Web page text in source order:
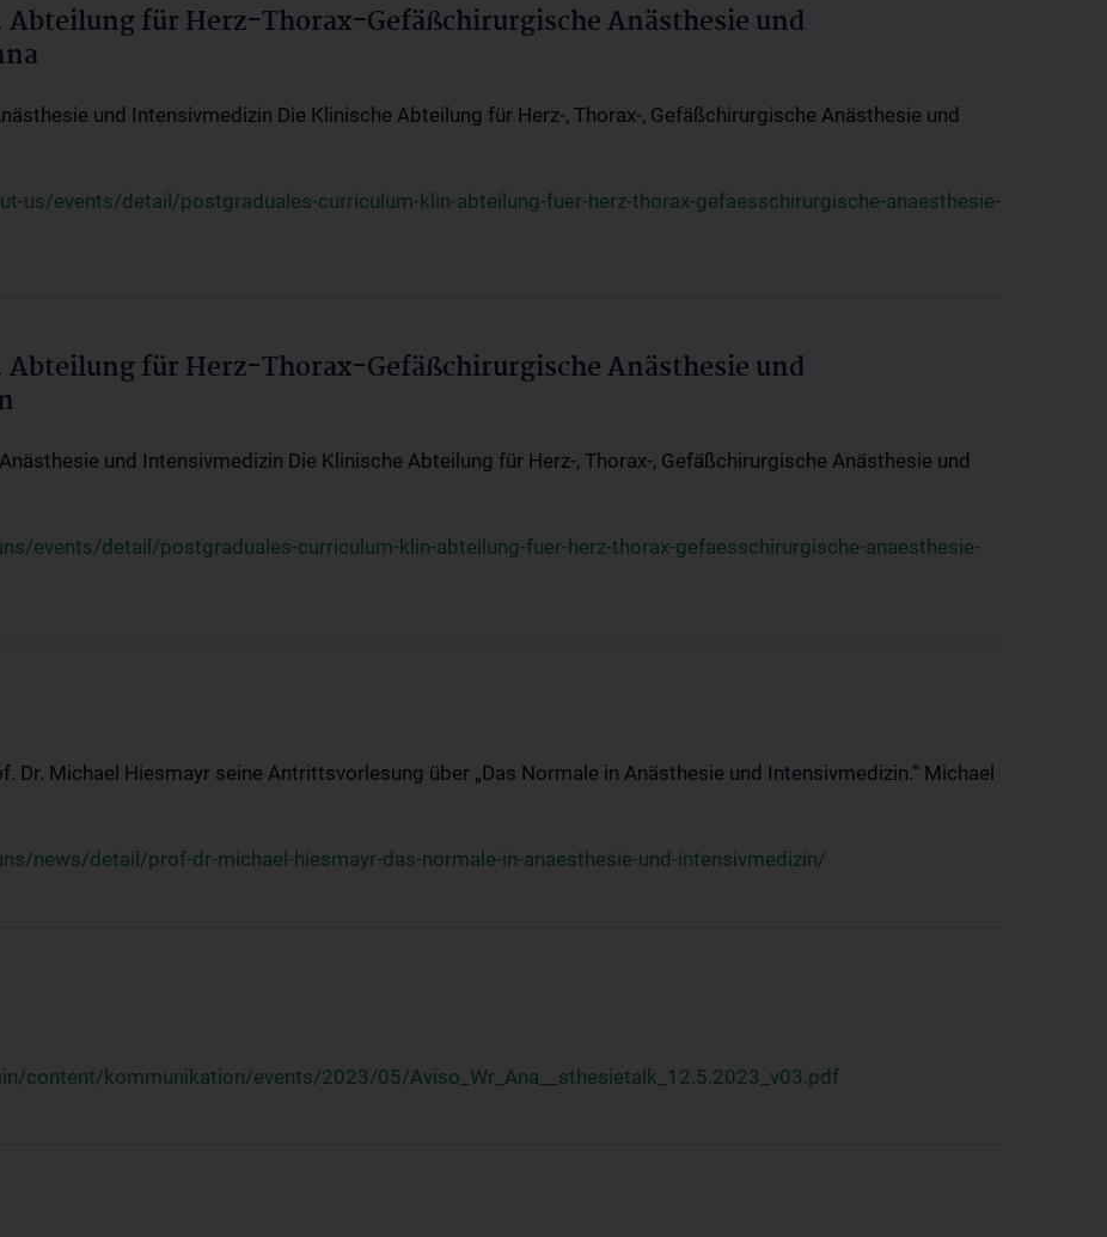
für Herz-Thorax-Gefäßchirurgische Anästhesie und
und Intensivmedizin Die Klinische Abteilung für Herz-, Thorax-, Gefäßchirurgische Anästhesie und
us/events/detail/postgraduales-curriculum-klin-abteilung-fuer-herz-thorax-gefaesschirurgische-anaesthesie-
für Herz-Thorax-Gefäßchirurgische Anästhesie und
und Intensivmedizin Die Klinische Abteilung für Herz-, Thorax-, Gefäßchirurgische Anästhesie und
events/detail/postgraduales-curriculum-klin-abteilung-fuer-herz-thorax-gefaesschirurgische-anaesthesie-
Dr. Michael Hiesmayr seine Antrittsvorlesung über „Das Normale in Anästhesie und Intensivmedizin.“ Michael
news/detail/prof-dr-michael-hiesmayr-das-normale-in-anaesthesie-und-intensivmedizin/
content/kommunikation/events/2023/05/Aviso_Wr_Ana__sthesietalk_12.5.2023_v03.pdf